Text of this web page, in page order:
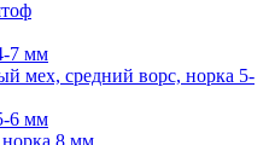
7 мм
мех, средний ворс, норка 5-
6 мм